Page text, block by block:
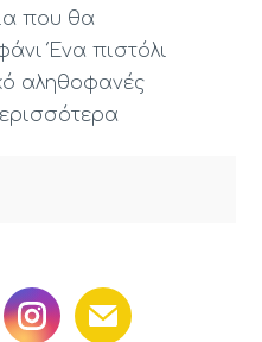
που θα
Ένα πιστόλι
αληθοφανές